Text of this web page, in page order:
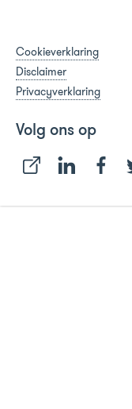
Cookieverklaring
Disclaimer
Privacyverklaring
Volg ons op